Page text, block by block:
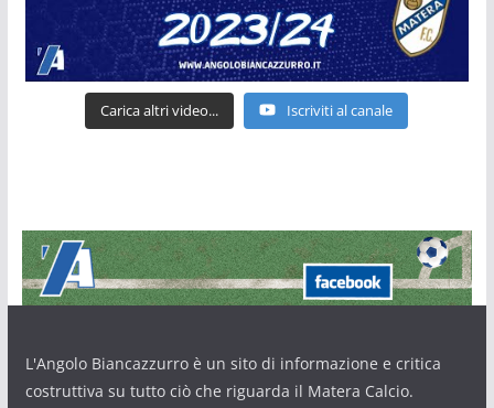
Carica altri video... Iscriviti al canale
L'Angolo Biancazzurro è un sito di informazione e critica
costruttiva su tutto ciò che riguarda il Matera Calcio.